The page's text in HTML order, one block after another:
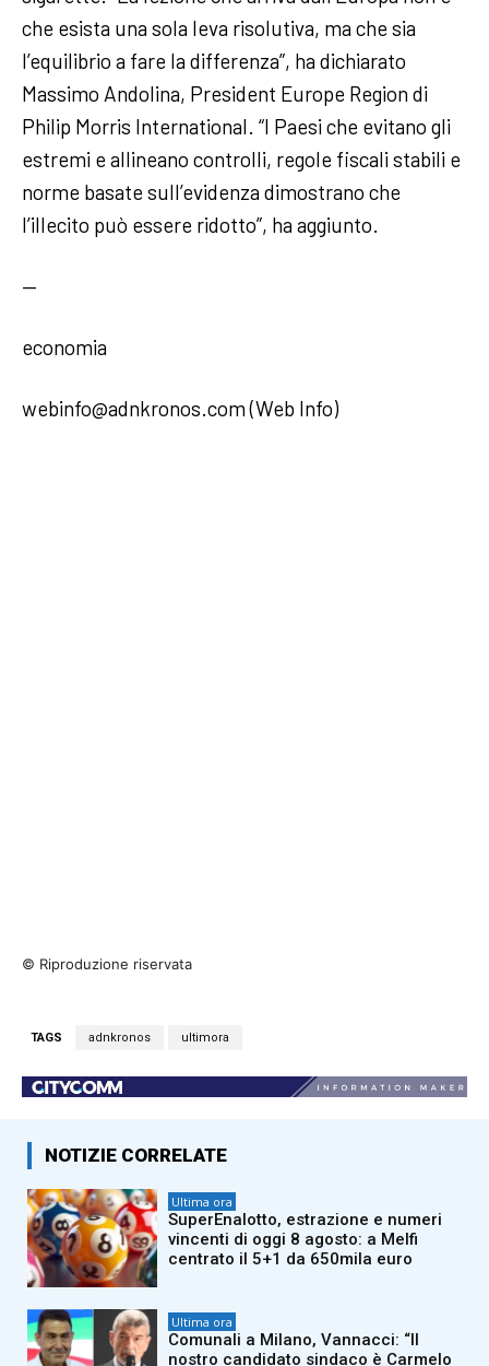
che esista una sola leva risolutiva, ma che sia
l’equilibrio a fare la differenza”, ha dichiarato
Massimo Andolina, President Europe Region di
Philip Morris International. “I Paesi che evitano gli
estremi e allineano controlli, regole fiscali stabili e
norme basate sull’evidenza dimostrano che
l’illecito può essere ridotto”, ha aggiunto.
—
economia
webinfo@adnkronos.com (Web Info)
© Riproduzione riservata
TAGS adnkronos ultimora
NOTIZIE CORRELATE
Ultima ora
SuperEnalotto, estrazione e numeri
vincenti di oggi 8 agosto: a Melfi
centrato il 5+1 da 650mila euro
Ultima ora
Comunali a Milano, Vannacci: “Il
nostro candidato sindaco è Carmelo